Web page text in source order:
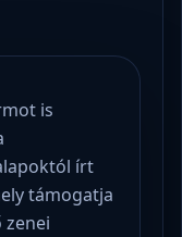
is
írt
támogatja
zenei